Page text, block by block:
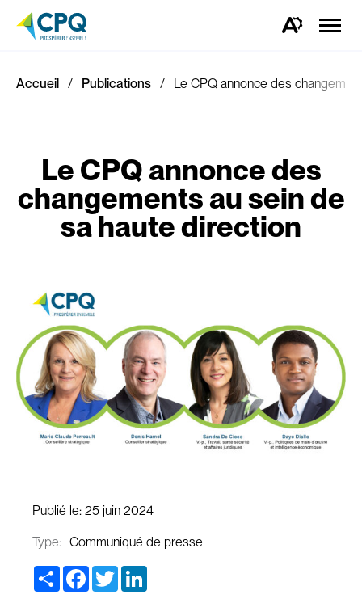
Ouvrez
d'accessibilité.
la
Accueil Publications Le CPQ annonce des
Le CPQ annonce des
changements au sein de
sa haute direction
Publié le: 25 juin 2024
Type: Communiqué de presse
Share Facebook
Twitter